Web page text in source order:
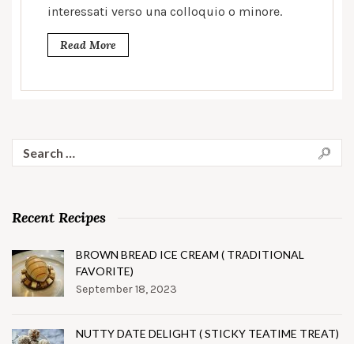
interessati verso una colloquio o minore.
Read More
for:
Recent Recipes
BROWN BREAD ICE CREAM ( TRADITIONAL
FAVORITE)
September 18, 2023
NUTTY DATE DELIGHT ( STICKY TEATIME TREAT)